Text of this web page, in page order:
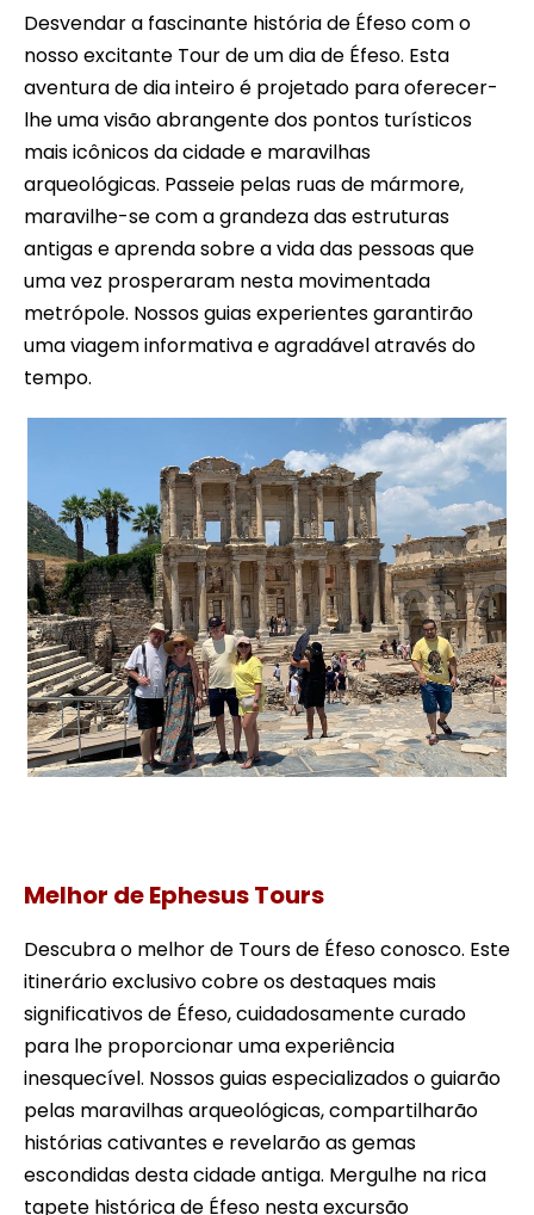
Desvendar a fascinante história de Éfeso com o
nosso excitante Tour de um dia de Éfeso. Esta
aventura de dia inteiro é projetado para oferecer-
lhe uma visão abrangente dos pontos turísticos
mais icônicos da cidade e maravilhas
arqueológicas. Passeie pelas ruas de mármore,
maravilhe-se com a grandeza das estruturas
antigas e aprenda sobre a vida das pessoas que
uma vez prosperaram nesta movimentada
metrópole. Nossos guias experientes garantirão
uma viagem informativa e agradável através do
tempo.
Melhor de Ephesus Tours
Descubra o melhor de Tours de Éfeso conosco. Este
itinerário exclusivo cobre os destaques mais
significativos de Éfeso, cuidadosamente curado
para lhe proporcionar uma experiência
inesquecível. Nossos guias especializados o guiarão
pelas maravilhas arqueológicas, compartilharão
histórias cativantes e revelarão as gemas
escondidas desta cidade antiga. Mergulhe na rica
tapete histórica de Éfeso nesta excursão